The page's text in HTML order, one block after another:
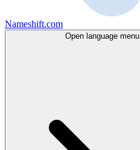
Nameshift.com
Open language menu